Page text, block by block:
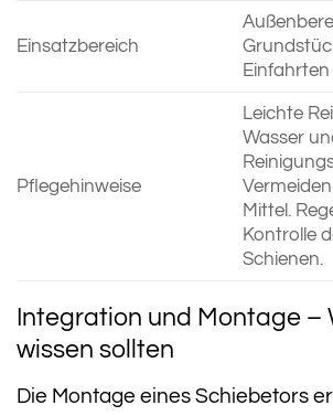
Einsatzbereich
Einfahrten
Pflegehinweise
Leichte
Wasser
Mittel.
Kontrolle
Schienen.
Integration und Montage –
wissen sollten
Die Montage eines Schiebetors